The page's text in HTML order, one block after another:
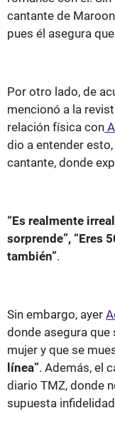
cantante de
pues él asegura
Por otro lado, de
mencionó a la
relación física con
dio a entender
cantante, donde
“Es realmente
sorprende”, “Eres
también”.
Sin embargo, ayer
donde asegura
mujer y que se
línea”. Además, el
diario TMZ, donde
supuesta